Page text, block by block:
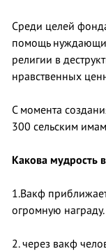
Среди целей
помощь
религии в
нравственных
С момента
300 сельским
Какова мудрость
1.Вакф
огромную награду.
2. через вакф